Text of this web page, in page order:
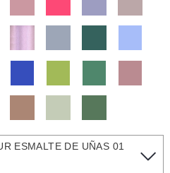
ESMALTE DE UÑAS 01